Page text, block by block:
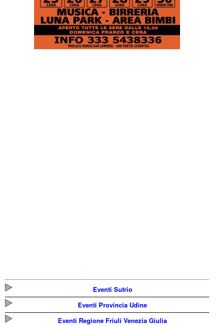
Eventi Sutrio
Eventi Provincia Udine
Eventi Regione Friuli Venezia Giulia